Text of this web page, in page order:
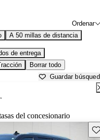
Ordenar
A 50 millas de distancia
de entrega
Borrar todo
Guardar
del concesionario